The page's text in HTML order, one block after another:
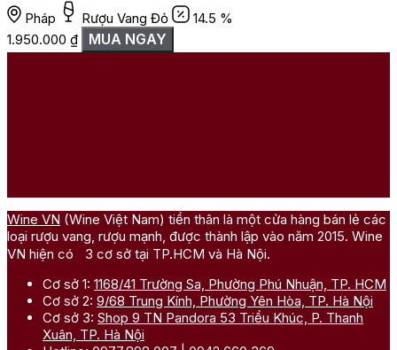
Pháp Rượu Vang Đỏ
14.5 %
1.950.000 ₫ MUA NGAY
Wine VN (Wine Việt Nam) tiền thân là một cửa hàng bán lẻ các
loại rượu vang, rượu mạnh, được thành lập vào năm 2015. Wine
VN hiện có 3 cơ sở tại TP.HCM và Hà Nội.
Cơ sở 1: 1168/41 Trường Sa, Phường Phú Nhuận, TP. HCM
Cơ sở 2: 9/68 Trung Kính, Phường Yên Hòa, TP. Hà Nội
Cơ sở 3: Shop 9 TN Pandora 53 Triều Khúc, P. Thanh
Xuân, TP. Hà Nội